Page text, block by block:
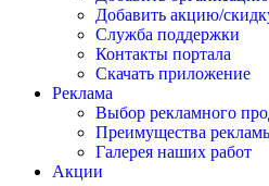
Добавить акцию/
Служба поддержки
Контакты портала
Скачать приложение
Реклама
Выбор рекламного
Преимущества
Галерея наших работ
Акции